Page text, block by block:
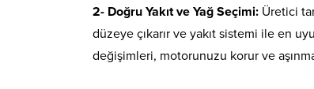
2- Doğru Yakıt ve Yağ Seçimi: Üretici
düzeye çıkarır ve yakıt sistemi ile en
değişimleri, motorunuzu korur ve